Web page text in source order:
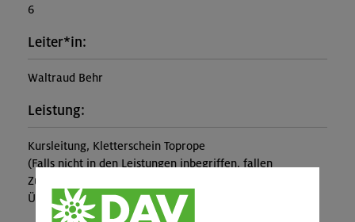
6
Leiter*in:
Waltraud Behr
Leistung:
Kursleitung, Kletterschein Toprope
(Falls nicht in den Leistungen inbegriffen, fallen
Zusatzkosten für z.B. An- und Abreise, Verpflegung,
Übernachtung oder Skipass an.)